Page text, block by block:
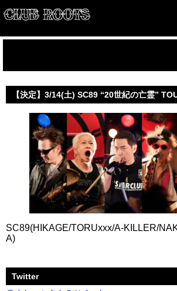
【決定】3/14(土) SC89 “20世紀の亡霊”
O 50TH ANNIVERSARY
SC89(HIKAGE/TORUxxx/A-KILLER/
A)
Twitter